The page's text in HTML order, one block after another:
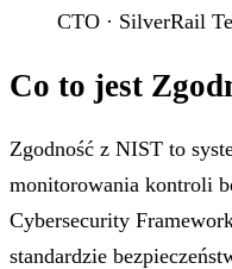
CTO · SilverRail
Co to jest
Zgodność z NIST to
monitorowania kontroli
Cybersecurity
standardzie